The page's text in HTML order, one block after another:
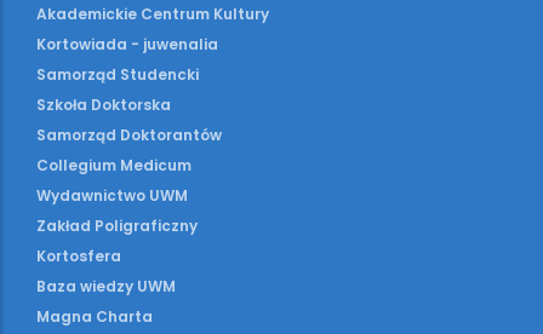
Akademickie Centrum Kultury
Kortowiada - juwenalia
Samorząd Studencki
Szkoła Doktorska
Samorząd Doktorantów
Collegium Medicum
Wydawnictwo UWM
Zakład Poligraficzny
Kortosfera
Baza wiedzy UWM
Magna Charta